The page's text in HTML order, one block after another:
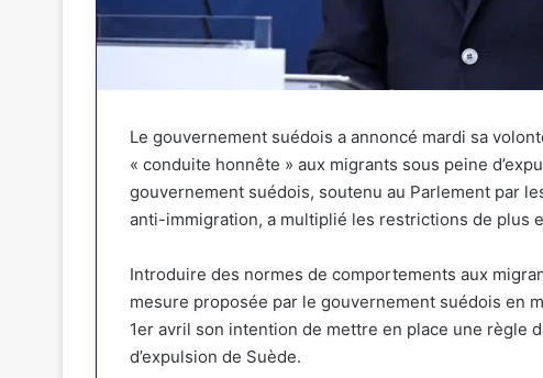
Le gouvernement suédois a annoncé mardi sa
« conduite honnête » aux migrants sous peine
gouvernement suédois, soutenu au Parlement par
anti-immigration, a multiplié les restrictions de plus
Introduire des normes de comportements aux
mesure proposée par le gouvernement suédois en
1er avril son intention de mettre en place une règle
d’expulsion de Suède.